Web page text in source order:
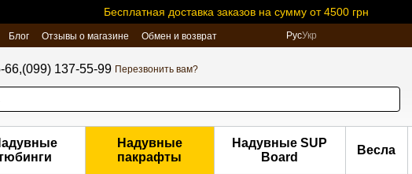
Бесплатная доставка заказов на сумму от 4500 грн
Блог Отзывы о магазине Обмен и возврат РусУкр
66,(099) 137-55-99 Перезвонить вам?
Надувные
пакрафты
Надувные SUP
Board
Весла